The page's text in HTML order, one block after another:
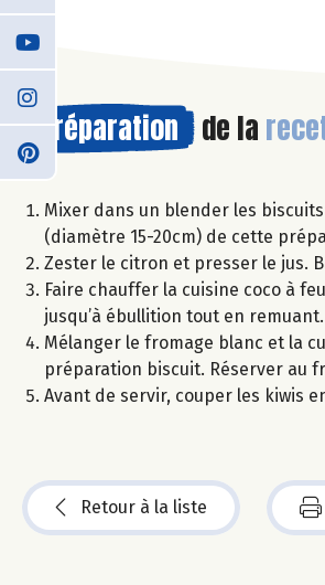
Préparation de la
Mixer dans un blender les
(diamètre 15-20cm) de cette
Zester le citron et presser le jus.
Faire chauffer la cuisine coco à
jusqu’à ébullition tout en
Mélanger le fromage blanc et la
préparation biscuit. Réserver au
Avant de servir, couper les kiwis
Retour à la liste